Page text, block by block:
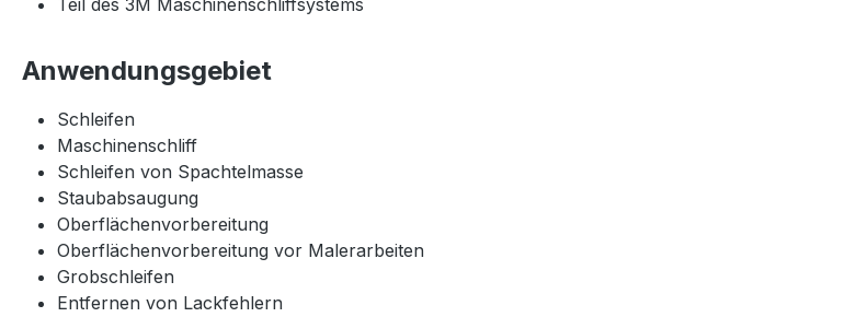
Teil des 3M Maschinenschliffsystems
Anwendungsgebiet
Schleifen
Maschinenschliff
Schleifen von Spachtelmasse
Staubabsaugung
Oberflächenvorbereitung
Oberflächenvorbereitung vor Malerarbeiten
Grobschleifen
Entfernen von Lackfehlern